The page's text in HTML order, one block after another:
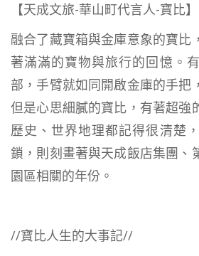
【天成文旅-華山町代言人-寶比】
融合了藏寶箱與金庫意象的寶比
著滿滿的寶物與旅行的回憶。
部，手臂就如同開啟金庫的手把
但是心思細膩的寶比，有著超強
歷史、世界地理都記得很清楚
鎖，則刻畫著與天成飯店集團、
園區相關的年份。
//寶比人生的大事記//